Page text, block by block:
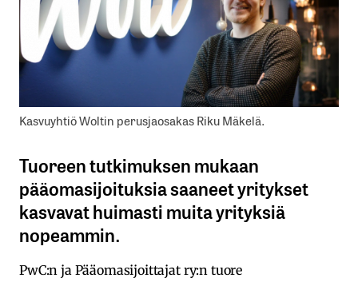
Kasvuyhtiö Woltin perusjaosakas Riku Mäkelä.
Tuoreen tutkimuksen mukaan
pääomasijoituksia saaneet yritykset
kasvavat huimasti muita yrityksiä
nopeammin.
PwC:n ja Pääomasijoittajat ry:n tuore